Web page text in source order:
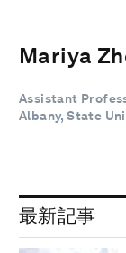
Mariya
Assistant
Albany, State
最新記事